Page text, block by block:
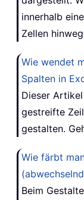
innerhalb
Zellen
Wie wendet
Spalten in
Dieser
gestreifte
gestalten.
Wie färbt
Beim